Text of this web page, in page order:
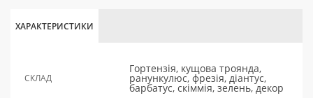
ХАРАКТЕРИСТИКИ
СКЛАД
Гортензія, кущова троянда,
ранункулюс, фрезія, діантус,
барбатус, скіммія, зелень, декор